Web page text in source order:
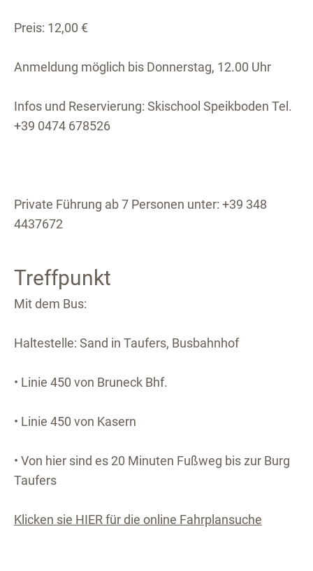
Preis: 12,00 €
Anmeldung möglich bis Donnerstag, 12.00 Uhr
Infos und Reservierung: Skischool Speikboden Tel.
+39 0474 678526
Private Führung ab 7 Personen unter: +39 348
4437672
Treffpunkt
Mit dem Bus:
Haltestelle: Sand in Taufers, Busbahnhof
• Linie 450 von Bruneck Bhf.
• Linie 450 von Kasern
• Von hier sind es 20 Minuten Fußweg bis zur Burg
Taufers
Klicken sie HIER für die online Fahrplansuche